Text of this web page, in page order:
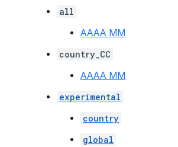
all
AAAA MM
country_CC
AAAA MM
experimental
country
global